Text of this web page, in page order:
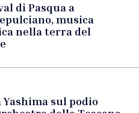
di Pasqua a
musica
nella terra del
sul podio